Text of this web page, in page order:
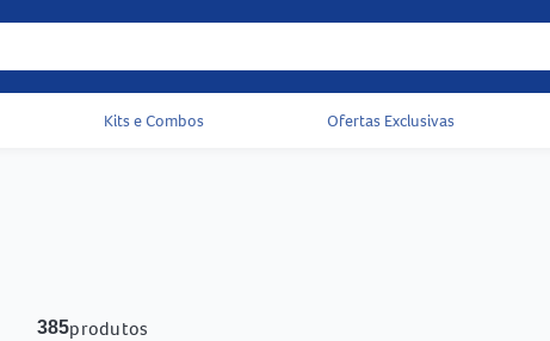
Acessos rápidos do cabeçalho
Kits e Combos Ofertas Exclusivas
385produtos